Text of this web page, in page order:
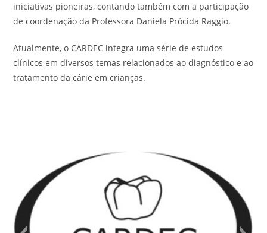
iniciativas pioneiras, contando também com a participação
de coordenação da Professora Daniela Prócida Raggio.
Atualmente, o CARDEC integra uma série de estudos
clínicos em diversos temas relacionados ao diagnóstico e ao
tratamento da cárie em crianças.